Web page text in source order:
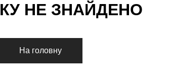
КУ НЕ ЗНАЙДЕНО
На головну